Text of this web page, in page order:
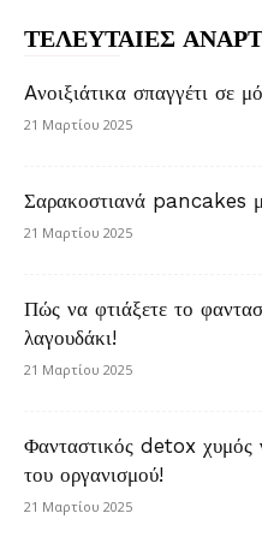
ΤΕΛΕΥΤΑΙΕΣ
Aνοιξιάτικα σπαγγέτι σε
21 Μαρτίου 2025
Σαρακοστιανά pancakes
21 Μαρτίου 2025
Πώς να φτιάξετε το
λαγουδάκι!
21 Μαρτίου 2025
Φανταστικός detox χυμός
του οργανισμού!
21 Μαρτίου 2025